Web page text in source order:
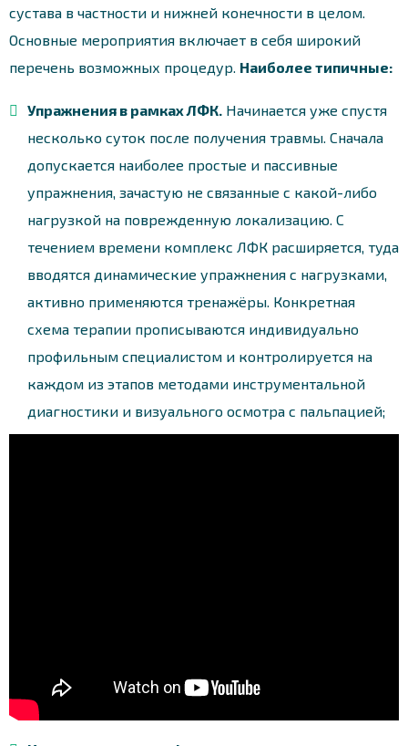
сустава в частности и нижней конечности в целом.
Основные мероприятия включает в себя широкий
перечень возможных процедур. Наиболее типичные:
Упражнения в рамках ЛФК. Начинается уже спустя
несколько суток после получения травмы. Сначала
допускается наиболее простые и пассивные
упражнения, зачастую не связанные с какой-либо
нагрузкой на поврежденную локализацию. С
течением времени комплекс ЛФК расширяется, туда
вводятся динамические упражнения с нагрузками,
активно применяются тренажёры. Конкретная
схема терапии прописываются индивидуально
профильным специалистом и контролируется на
каждом из этапов методами инструментальной
диагностики и визуального осмотра с пальпацией;